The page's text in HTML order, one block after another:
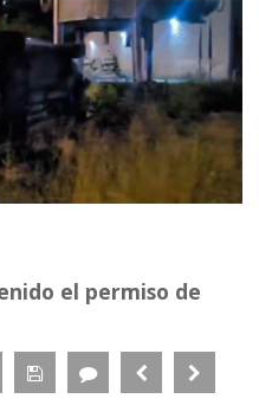
el permiso de